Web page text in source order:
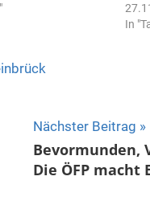
In
Nächster Beitrag
Bevormunden,
Die ÖFP macht